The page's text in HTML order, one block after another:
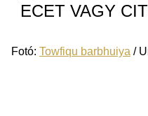
ECET VAGY
Fotó: Towfiqu barbhuiya /